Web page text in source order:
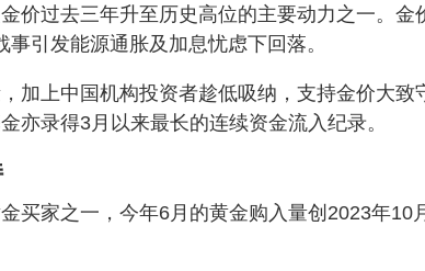
价过去三年升至历史高位的主要动力之一。金
引发能源通胀及加息忧虑下回落。
加上中国机构投资者趁低吸纳，支持金价大致
亦录得3月以来最长的连续资金流入纪录。
买家之一，今年6月的黄金购入量创2023年10